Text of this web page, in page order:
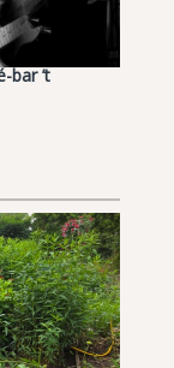
bar ’t